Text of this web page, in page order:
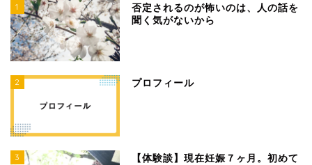
1
否定されるのが怖いのは、人の話を
聞く気がないから
2 プロフィール
3
【体験談】現在妊娠７ヶ月。初めて